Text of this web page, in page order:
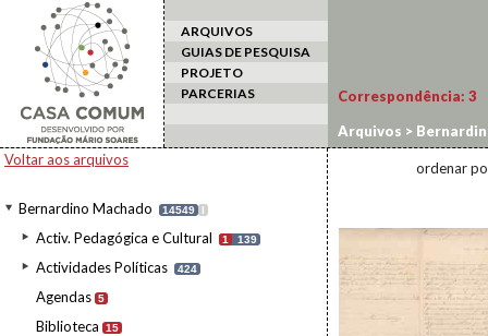
ARQUIVOS
GUIAS DE PESQUISA
PROJETO
PARCERIAS
Voltar aos arquivos
Bernardino Machado 14549 I
Activ. Pedagógica e Cultural 1 139
Actividades Políticas 424
Agendas 5
Biblioteca 15
Correspondência: 3
Arquivos >
ordenar